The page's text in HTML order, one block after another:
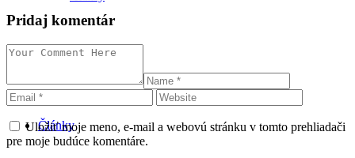
Certifikáty
Články
Pridaj komentár
Uložiť moje meno, e-mail a webovú stránku v tomto prehliadači
pre moje budúce komentáre.